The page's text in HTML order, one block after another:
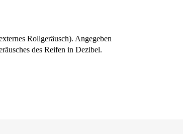
Rollgeräusch). Angegeben
des Reifen in Dezibel.